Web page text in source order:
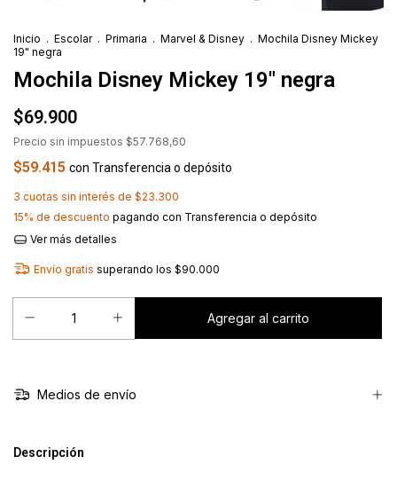
Inicio . Escolar . Primaria . Marvel & Disney . Mochila Disney Mickey
19" negra
Mochila Disney Mickey 19" negra
$69.900
Precio sin impuestos $57.768,60
$59.415 con Transferencia o depósito
3 cuotas sin interés de $23.300
15% de descuento pagando con Transferencia o depósito
Ver más detalles
Envío gratis superando los $90.000
Medios de envío
Descripción